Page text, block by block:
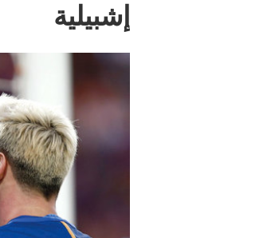
إشبيلية